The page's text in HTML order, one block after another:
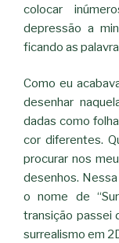
colocar
depressão a
ficando as
Como eu
desenhar
dadas como
cor diferentes.
procurar nos
desenhos.
o nome de
transição passei
surrealismo em